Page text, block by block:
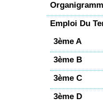
Emploi Du
3ème A
3ème B
3ème C
3ème D